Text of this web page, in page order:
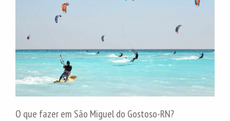
O que fazer em São Miguel do Gostoso-RN?